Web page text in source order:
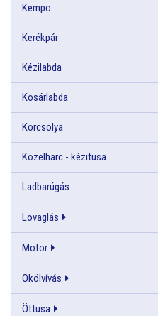
Kempo
Kerékpár
Kézilabda
Kosárlabda
Korcsolya
Közelharc - kézitusa
Ladbarúgás
Lovaglás
Motor
Ökölvívás
Öttusa